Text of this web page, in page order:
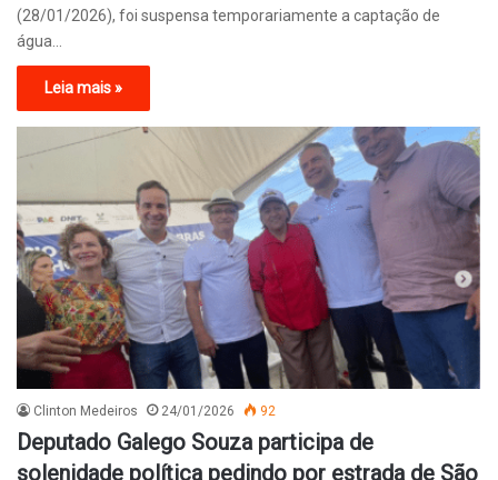
(28/01/2026), foi suspensa temporariamente a captação de
água…
Leia mais »
Clinton Medeiros 24/01/2026 92
Deputado Galego Souza participa de
solenidade política pedindo por estrada de São